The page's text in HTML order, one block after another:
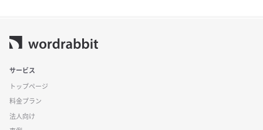
サービス
トップページ
料金プラン
法人向け